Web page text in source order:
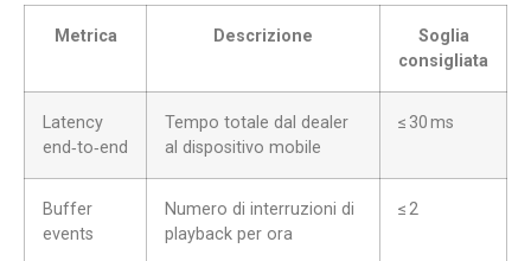
Metrica Descrizione
Soglia
consigliata
Latency
end‑to‑end
Tempo totale dal dealer
al dispositivo mobile
≤ 30 ms
Buffer
events
Numero di interruzioni di
playback per ora
≤ 2